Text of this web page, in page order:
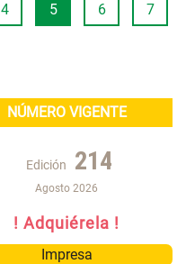
4 5 6 7
NÚMERO VIGENTE
Edición 214
Agosto 2026
! Adquiérela !
Impresa